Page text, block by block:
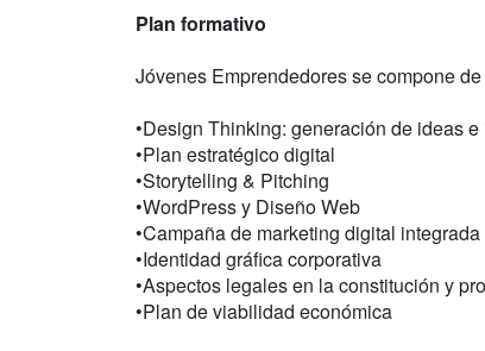
Plan formativo
Jóvenes Emprendedores se compone de
•Design Thinking: generación de ideas
•Plan estratégico digital
•Storytelling & Pitching
•WordPress y Diseño Web
•Campaña de marketing digital integrada
•Identidad gráfica corporativa
•Aspectos legales en la constitución y
•Plan de viabilidad económica